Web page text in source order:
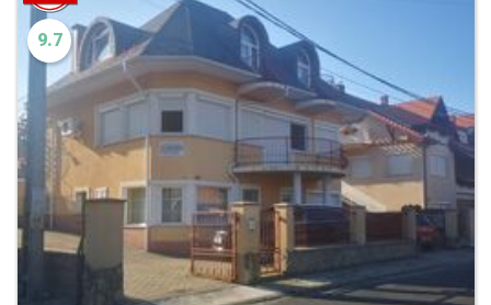
9.7